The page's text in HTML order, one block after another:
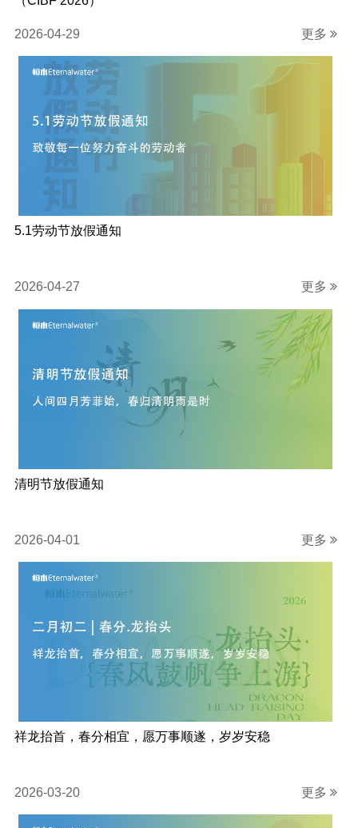
2026-04-29 更多
5.1劳动节放假通知
2026-04-27 更多
清明节放假通知
2026-04-01 更多
祥龙抬首，春分相宜，愿万事顺遂，岁岁安稳
2026-03-20 更多